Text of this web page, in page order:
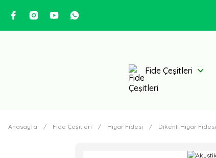
Fide Çeşitleri
Anasayfa Fide Çeşitleri Hıyar Fidesi Dikenli Hıyar Fidesi